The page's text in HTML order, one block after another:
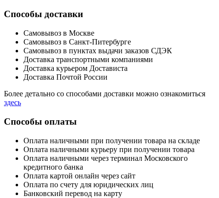
Способы доставки
Самовывоз в Москве
Самовывоз в Санкт-Питербурге
Самовывоз в пунктах выдачи заказов СДЭК
Доставка транспортными компаниями
Доставка курьером Достависта
Доставка Почтой России
Более детально со способами доставки можно ознакомиться
здесь
Способы оплаты
Оплата наличными при получении товара на складе
Оплата наличными курьеру при получении товара
Оплата наличными через терминал Московского
кредитного банка
Оплата картой онлайн через сайт
Оплата по счету для юридических лиц
Банковский перевод на карту